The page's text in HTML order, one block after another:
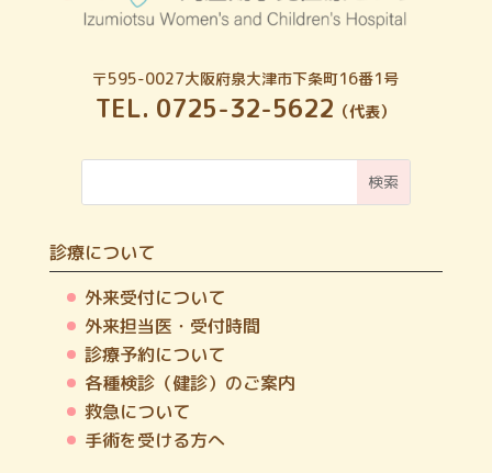
〒595-0027大阪府泉大津市下条町16番1号
TEL. 0725-32-5622 （代表）
診療について
外来受付について
外来担当医・受付時間
診療予約について
各種検診（健診）のご案内
救急について
手術を受ける方へ